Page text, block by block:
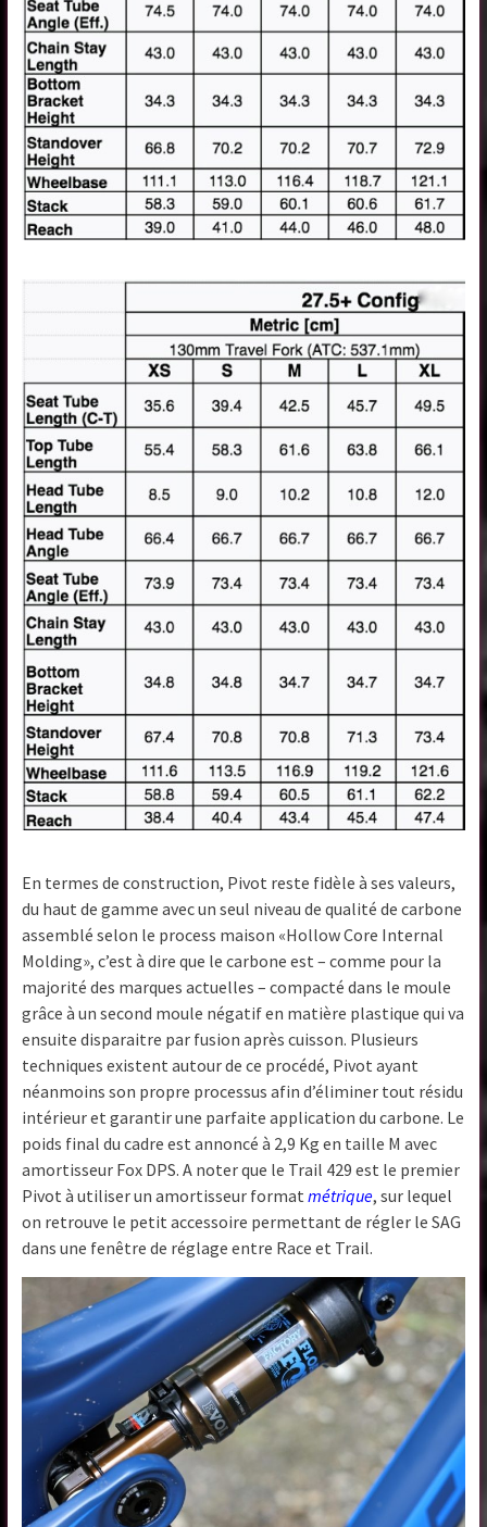
En termes de construction, Pivot reste fidèle à ses valeurs,
du haut de gamme avec un seul niveau de qualité de carbone
assemblé selon le process maison «Hollow Core Internal
Molding», c’est à dire que le carbone est – comme pour la
majorité des marques actuelles – compacté dans le moule
grâce à un second moule négatif en matière plastique qui va
ensuite disparaitre par fusion après cuisson. Plusieurs
techniques existent autour de ce procédé, Pivot ayant
néanmoins son propre processus afin d’éliminer tout résidu
intérieur et garantir une parfaite application du carbone. Le
poids final du cadre est annoncé à 2,9 Kg en taille M avec
amortisseur Fox DPS. A noter que le Trail 429 est le premier
Pivot à utiliser un amortisseur formatmétrique, sur lequel
on retrouve le petit accessoire permettant de régler le SAG
dans une fenêtre de réglage entre Race et Trail.